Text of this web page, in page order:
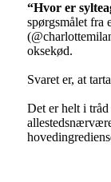
“Hvor er
spørgsmålet fra
oksekød.
Svaret er, at
Det er helt i tråd